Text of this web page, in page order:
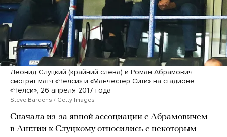
Леонид Слуцкий (крайний слева) и Роман Абрамович
смотрят матч «Челси» и «Манчестер Сити» на стадионе
«Челси», 26 апреля 2017 года
Steve Bardens / Getty Images
Сначала из-за явной ассоциации с Абрамовичем
в Англии к Слуцкому относились с некоторым